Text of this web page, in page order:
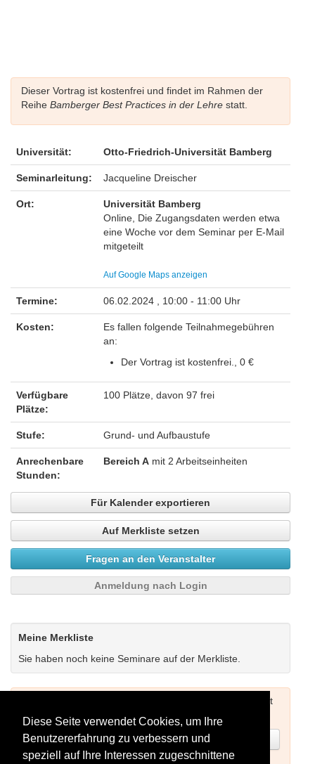
Diese Seite verwendet Cookies, um Ihre
Benutzererfahrung zu verbessern und
speziell auf Ihre Interessen zugeschnittene
Dieser Vortrag ist kostenfrei und findet im Rahmen der
Reihe Bamberger Best Practices in der Lehre statt.
Universität: Otto-Friedrich-Universität Bamberg
Seminarleitung: Jacqueline Dreischer
Ort:
Universität Bamberg
Online, Die Zugangsdaten werden etwa
eine Woche vor dem Seminar per E-Mail
mitgeteilt
Auf Google Maps anzeigen
Termine: 06.02.2024 , 10:00 - 11:00 Uhr
Kosten:
Es fallen folgende Teilnahmegebühren
an:
Der Vortrag ist kostenfrei., 0 €
Verfügbare
Plätze:
100 Plätze, davon 97 frei
Stufe: Grund- und Aufbaustufe
Anrechenbare
Stunden:
Bereich A mit 2 Arbeitseinheiten
Für Kalender exportieren
Auf Merkliste setzen
Fragen an den Veranstalter
Anmeldung nach Login
Meine Merkliste
Sie haben noch keine Seminare auf der Merkliste.
Um Seminare buchen zu können müssen Sie sich zuerst
einloggen (siehe oben) oder neu registrieren.
Jetzt registrieren